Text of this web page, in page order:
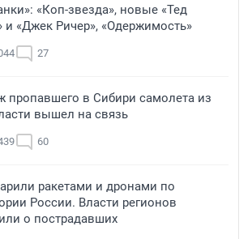
«Коп-звезда», новые «Тед
и «Джек Ричер», «Одержимость»
27
пропавшего в Сибири самолета из
вышел на связь
60
ракетами и дронами по
России. Власти регионов
о пострадавших